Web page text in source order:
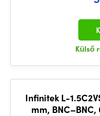
Külső
Infinitek L-
mm,